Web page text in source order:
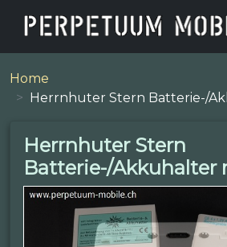
Home
Herrnhuter Stern Batterie-/
Herrnhuter Stern
Batterie-/Akkuhalter